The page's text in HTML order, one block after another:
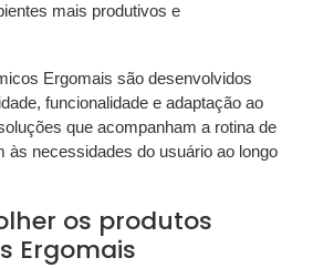
mais produtivos e
Ergomais são desenvolvidos
funcionalidade e adaptação ao
que acompanham a rotina de
às necessidades do usuário ao longo
os produtos
Ergomais